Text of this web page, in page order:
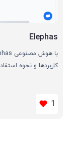
Elephas
کاربردها و نحوه
1